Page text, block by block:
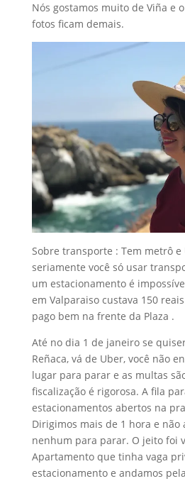
Nós gostamos muito de Viña e
fotos ficam demais.
Sobre transporte : Tem metrô e
seriamente você só usar
um estacionamento é
em Valparaiso custava 150
pago bem na frente da Plaza .
Até no dia 1 de janeiro se
Reñaca, vá de Uber, você não
lugar para parar e as multas
fiscalização é rigorosa. A fila
estacionamentos abertos na
Dirigimos mais de 1 hora e não
nenhum para parar. O jeito foi
Apartamento que tinha vaga
estacionamento e andamos